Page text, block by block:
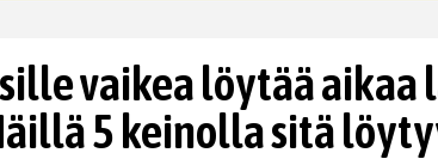
vaikea löytää aikaa
5 keinolla sitä